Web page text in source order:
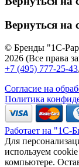
Вернуться на
© Бренды "1С-
2026 (Все права
+7 (495) 777-25-43,
Согласие на
Политика
Работает на "1С-
Для
используем
компьютере.